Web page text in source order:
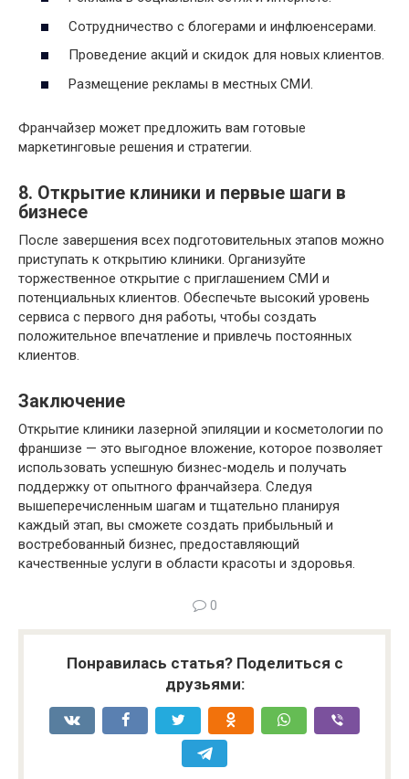
Сотрудничество с блогерами и инфлюенсерами.
Проведение акций и скидок для новых клиентов.
Размещение рекламы в местных СМИ.
Франчайзер может предложить вам готовые
маркетинговые решения и стратегии.
8. Открытие клиники и первые шаги в
бизнесе
После завершения всех подготовительных этапов можно
приступать к открытию клиники. Организуйте
торжественное открытие с приглашением СМИ и
потенциальных клиентов. Обеспечьте высокий уровень
сервиса с первого дня работы, чтобы создать
положительное впечатление и привлечь постоянных
клиентов.
Заключение
Открытие клиники лазерной эпиляции и косметологии по
франшизе — это выгодное вложение, которое позволяет
использовать успешную бизнес-модель и получать
поддержку от опытного франчайзера. Следуя
вышеперечисленным шагам и тщательно планируя
каждый этап, вы сможете создать прибыльный и
востребованный бизнес, предоставляющий
качественные услуги в области красоты и здоровья.
0
Понравилась статья? Поделиться с
друзьями: